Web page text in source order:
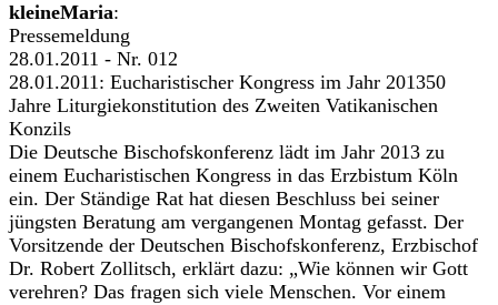
kleineMaria:
Pressemeldung
28.01.2011 - Nr. 012
28.01.2011: Eucharistischer Kongress im Jahr 201350
Jahre Liturgiekonstitution des Zweiten Vatikanischen
Konzils
Die Deutsche Bischofskonferenz lädt im Jahr 2013 zu
einem Eucharistischen Kongress in das Erzbistum Köln
ein. Der Ständige Rat hat diesen Beschluss bei seiner
jüngsten Beratung am vergangenen Montag gefasst. Der
Vorsitzende der Deutschen Bischofskonferenz, Erzbischof
Dr. Robert Zollitsch, erklärt dazu: „Wie können wir Gott
verehren? Das fragen sich viele Menschen. Vor einem